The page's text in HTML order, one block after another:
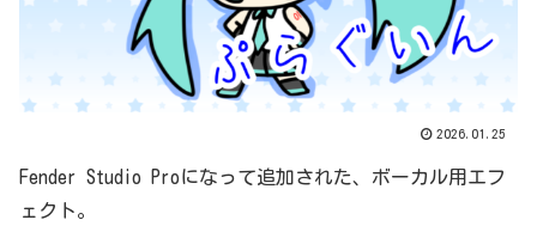
2026.01.25
Fender Studio Proになって追加された、ボーカル用エフ
ェクト。